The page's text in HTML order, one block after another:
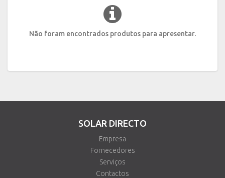
Não foram encontrados produtos para apresentar.
SOLAR DIRECTO
Empresa
Fornecedores
Serviços
Contactos